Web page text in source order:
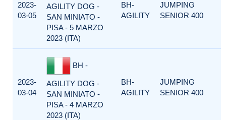
2023-
03-05
AGILITY DOG -
SAN MINIATO -
PISA - 5 MARZO
2023 (ITA)
BH-
AGILITY
JUMPING
SENIOR 400
2023-
03-04
BH -
AGILITY DOG -
SAN MINIATO -
PISA - 4 MARZO
2023 (ITA)
BH-
AGILITY
JUMPING
SENIOR 400